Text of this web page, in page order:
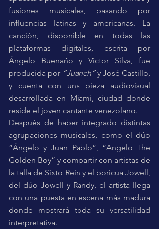
fusiones musicales, pasando por
influencias latinas y americanas. La
canción, disponible en todas las
plataformas digitales, escrita por
Ángelo Buenaño y Víctor Silva, fue
producida por “Juanch” y José Castillo,
y cuenta con una pieza audiovisual
desarrollada en Miami, ciudad donde
reside el joven cantante venezolano.
Después de haber integrado distintas
agrupaciones musicales, como el dúo
“Ángelo y Juan Pablo”, “Angelo The
Golden Boy” y compartir con artistas de
la talla de Sixto Rein y el boricua Jowell,
del dúo Jowell y Randy, el artista llega
con una puesta en escena más madura
donde mostrará toda su versatilidad
interpretativa.